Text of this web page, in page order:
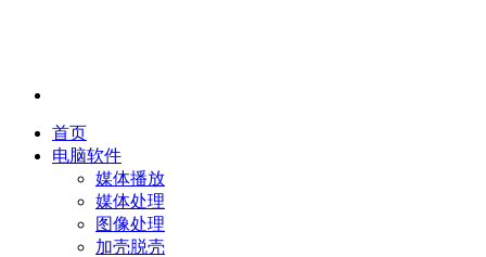
首页
电脑软件
媒体播放
媒体处理
图像处理
加壳脱壳